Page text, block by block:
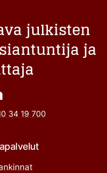
julkisten
ja
34 19 700